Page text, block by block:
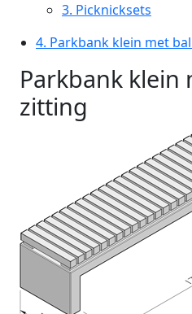
3. Picknicksets
4. Parkbank klein met
Parkbank klein
zitting